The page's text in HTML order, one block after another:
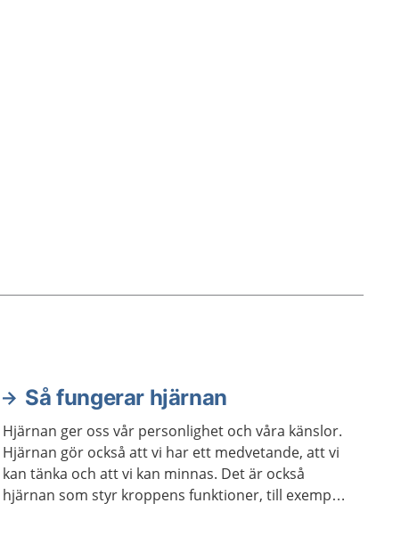
Så fungerar hjärnan
Hjärnan ger oss vår personlighet och våra känslor.
Hjärnan gör också att vi har ett medvetande, att vi
kan tänka och att vi kan minnas. Det är också
hjärnan som styr kroppens funktioner, till exempel